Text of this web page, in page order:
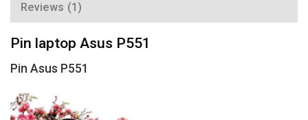
Reviews (1)
Pin laptop Asus P551
Pin Asus P551